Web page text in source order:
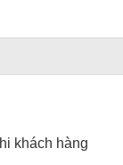
khách hàng